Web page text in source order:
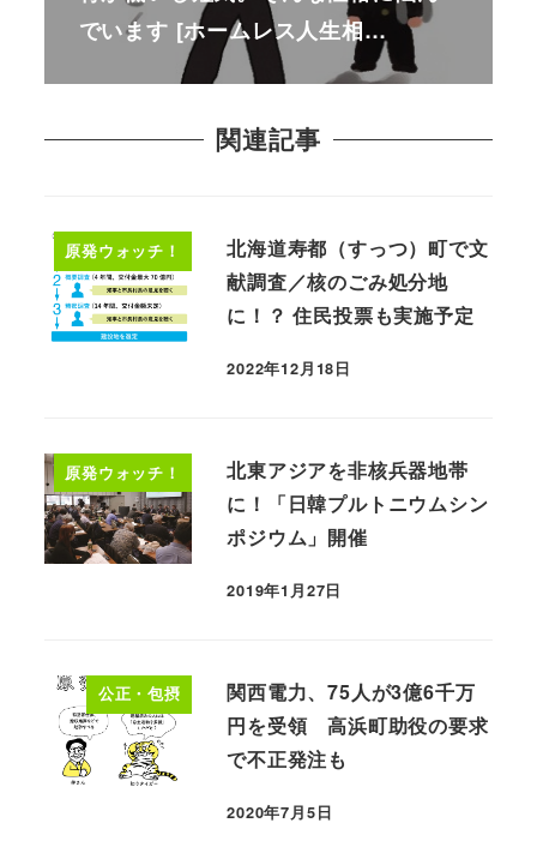
でいます [ホームレス人生相…
関連記事
原発ウォッチ！
北海道寿都（すっつ）町で文
献調査／核のごみ処分地
に！？ 住民投票も実施予定
2022年12月18日
原発ウォッチ！
北東アジアを非核兵器地帯
に！「日韓プルトニウムシン
ポジウム」開催
2019年1月27日
公正・包摂
関西電力、75人が3億6千万
円を受領 高浜町助役の要求
で不正発注も
2020年7月5日